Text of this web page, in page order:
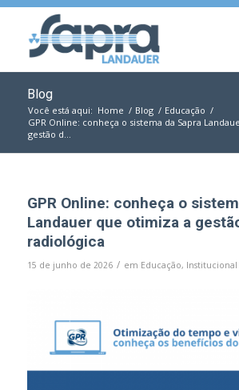
Blog
Você está aqui: Home / Blog / Educação /
GPR Online: conheça o sistema da Sapra
gestão d...
GPR Online: conheça o
Landauer que otimiza a
radiológica
15 de junho de 2026 / em Educação, Institucional